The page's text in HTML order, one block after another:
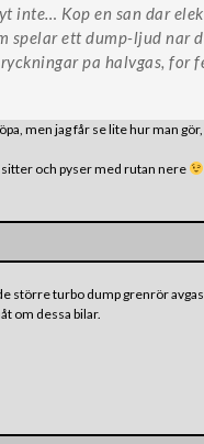
inte… Kop en san dar
spelar ett dump-ljud nar
pa halvgas, for
men jag får se lite hur man
och pyser med rutan nere
större turbo dump grenrör
om dessa bilar.